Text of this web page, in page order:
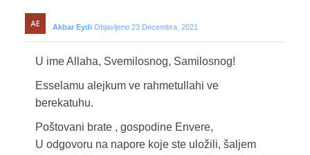
Akbar Eydi Objavljeno 23 Decembra, 2021
U ime Allaha, Svemilosnog, Samilosnog!
Esselamu alejkum ve rahmetullahi ve
berekatuhu.
Poštovani brate , gospodine Envere,
U odgovoru na napore koje ste uložili, šaljem